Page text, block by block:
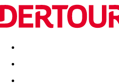
Destinatii Vacanta perfecta